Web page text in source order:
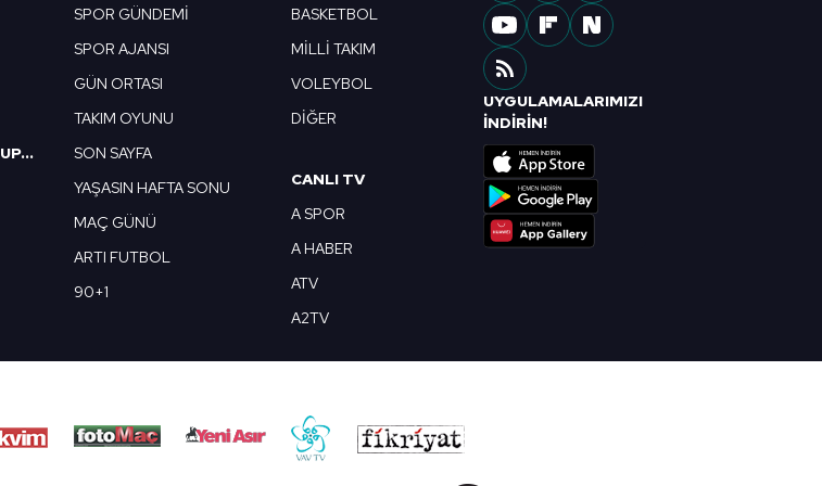
ZİRAAT TÜRKİYE KUPASI
SPOR GÜNDEMİ
SPOR AJANSI
GÜN ORTASI
TAKIM OYUNU
SON SAYFA
YAŞASIN HAFTA SONU
MAÇ GÜNÜ
ARTI FUTBOL
90+1
BASKETBOL
MİLLİ TAKIM
VOLEYBOL
DİĞER
CANLI TV
A SPOR
A HABER
ATV
A2TV
UYGULAMALARIMIZI
İNDİRİN!